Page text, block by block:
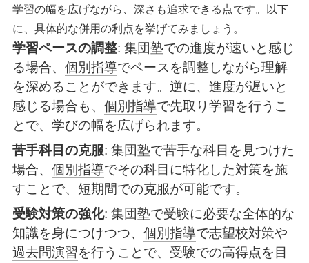
学習の幅を広げながら、深さも追求できる点です。以下
に、具体的な併用の利点を挙げてみましょう。
学習ペースの調整: 集団塾での進度が速いと感じ
る場合、 個別指導でペースを調整しながら理解
を深めることができます。逆に、進度が遅いと
感じる場合も、 個別指導で先取り学習を行うこ
とで、学びの幅を広げられます。
苦手科目の克服: 集団塾で苦手な科目を見つけた
場合、 個別指導でその科目に特化した対策を施
すことで、短期間での克服が可能です。
受験対策の強化: 集団塾で受験に必要な全体的な
知識を身につけつつ、 個別指導で志望校対策や
過去問演習を行うことで、受験での高得点を目